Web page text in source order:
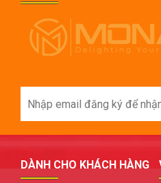
DÀNH CHO KHÁCH HÀNG